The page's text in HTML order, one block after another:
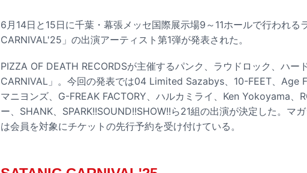
6月14日と15日に千葉・幕張メッセ国際展示場9～11ホールで行われる
CARNIVAL'25」の出演アーティスト第1弾が発表された。
PIZZA OF DEATH RECORDSが主催するパンク、ラウドロック、ハー
CARNIVAL」。今回の発表では04 Limited Sazabys、10-FEET、Age
マニヨンズ、G-FREAK FACTORY、ハルカミライ、Ken Yokoyama、
ー、SHANK、SPARK!!SOUND!!SHOW!!ら21組の出演が決定した。マ
は会員を対象にチケットの先行予約を受け付けている。